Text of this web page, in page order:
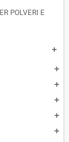
POLVERI E